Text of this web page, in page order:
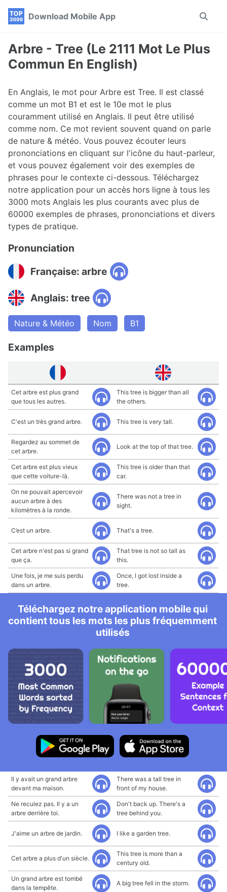
Skip
navigation
Skip
Skip
Download Mobile App
Toggle
Arbre - Tree (Le 2111 Mot Le Plus
Commun En English)
En Anglais, le mot pour Arbre est Tree. Il est classé
comme un mot B1 et est le 10e mot le plus
couramment utilisé en Anglais. Il peut être utilisé
comme nom. Ce mot revient souvent quand on parle
de nature & météo. Vous pouvez écouter leurs
prononciations en cliquant sur l'icône du haut-parleur,
et vous pouvez également voir des exemples de
phrases pour le contexte ci-dessous. Téléchargez
notre application pour un accès hors ligne à tous les
3000 mots Anglais les plus courants avec plus de
60000 exemples de phrases, prononciations et divers
types de pratique.
Pronunciation
Française: arbre
Anglais: tree
Nature & Météo Nom B1
Examples
Cet arbre est plus grand
que tous les autres.
This tree is bigger than all
the others.
C'est un très grand arbre. This tree is very tall.
Regardez au sommet de
cet arbre.
Look at the top of that tree.
Cet arbre est plus vieux
que cette voiture-là.
This tree is older than that
car.
On ne pouvait apercevoir
aucun arbre à des
kilomètres à la ronde.
There was not a tree in
sight.
C’est un arbre. That's a tree.
Cet arbre n'est pas si grand
que ça.
That tree is not so tall as
this.
Une fois, je me suis perdu
dans un arbre.
Once, I got lost inside a
tree.
Téléchargez notre application mobile qui
contient tous les mots les plus fréquemment
utilisés
Il y avait un grand arbre
devant ma maison.
There was a tall tree in
front of my house.
Ne reculez pas. Il y a un
arbre derrière toi.
Don't back up. There's a
tree behind you.
J'aime un arbre de jardin. I like a garden tree.
Cet arbre a plus d'un siècle.
This tree is more than a
century old.
Un grand arbre est tombé
dans la tempête.
A big tree fell in the storm.